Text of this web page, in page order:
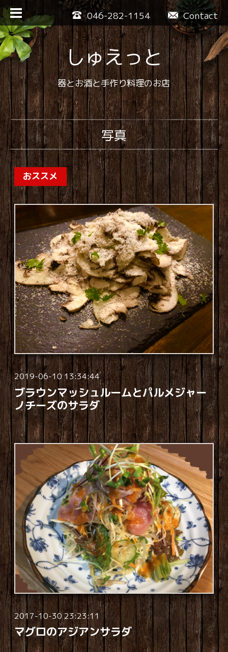
Contact
046-282-1154
しゅえっと
器とお酒と手作り料理のお店
写真
おススメ
2019-06-10 13:34:44
ブラウンマッシュルームとパルメジャー
ノチーズのサラダ
2017-10-30 23:23:11
マグロのアジアンサラダ